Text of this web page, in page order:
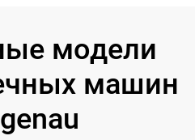
модели
машин